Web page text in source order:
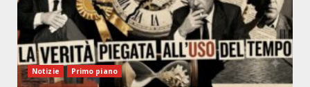
Notizie Primo piano